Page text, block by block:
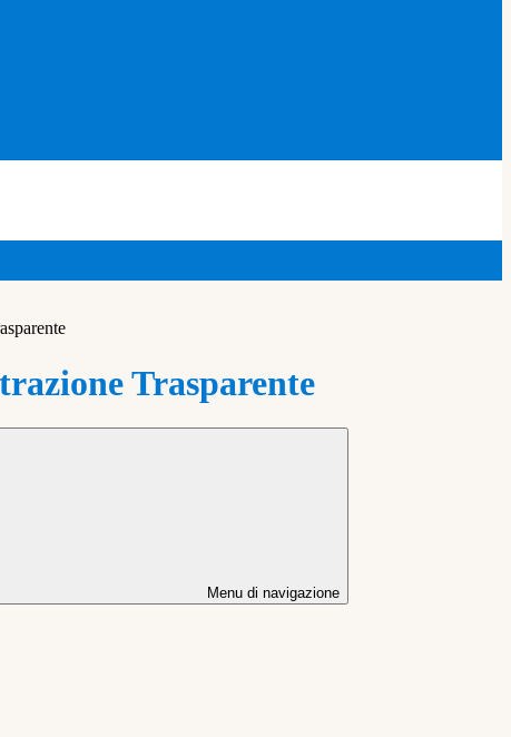
Trasparente
Menu di navigazione